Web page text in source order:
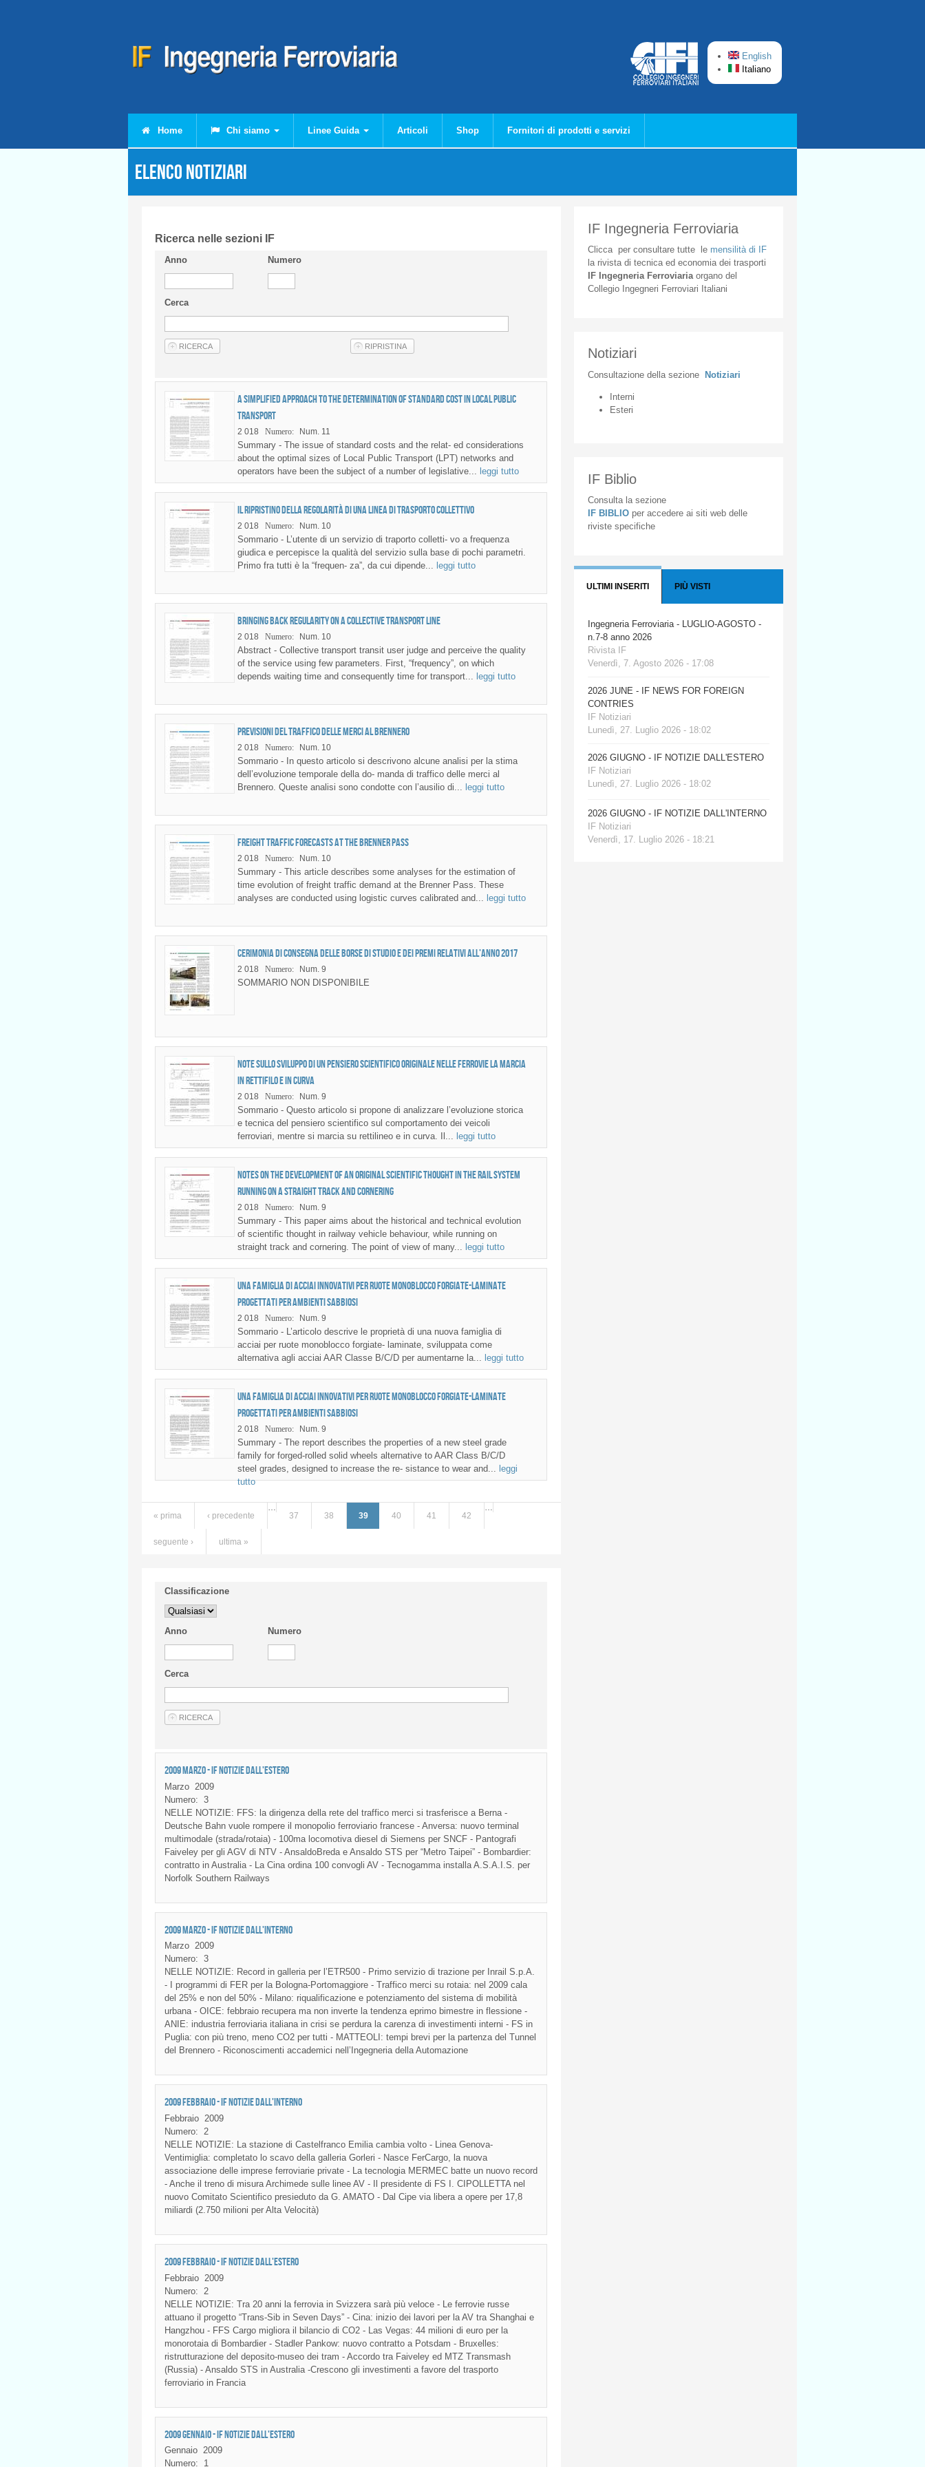
English
Italiano
Home Chi siamo Linee Guida Articoli Shop Fornitori di prodotti e servizi
Elenco Notiziari
Ricerca nelle sezioni IF
Anno Numero
Cerca
A simplified approach to the determination of standard cost in Local Public
Transport
2 018 Numero: Num. 11
Summary - The issue of standard costs and the relat- ed considerations
about the optimal sizes of Local Public Transport (LPT) networks and
operators have been the subject of a number of legislative...
leggi tutto
Il ripristino della regolarità di una linea di trasporto collettivo
2 018 Numero: Num. 10
Sommario - L’utente di un servizio di traporto colletti- vo a frequenza
giudica e percepisce la qualità del servizio sulla base di pochi parametri.
Primo fra tutti è la “frequen- za”, da cui dipende...
leggi tutto
Bringing back regularity on a collective transport line
2 018 Numero: Num. 10
Abstract - Collective transport transit user judge and perceive the quality
of the service using few parameters. First, “frequency”, on which
depends waiting time and consequently time for transport...
leggi tutto
Previsioni del traffico delle merci al Brennero
2 018 Numero: Num. 10
Sommario - In questo articolo si descrivono alcune analisi per la stima
dell’evoluzione temporale della do- manda di traffico delle merci al
Brennero. Queste analisi sono condotte con l’ausilio di...
leggi tutto
Freight traffic forecasts at the Brenner pass
2 018 Numero: Num. 10
Summary - This article describes some analyses for the estimation of
time evolution of freight traffic demand at the Brenner Pass. These
analyses are conducted using logistic curves calibrated and...
leggi tutto
Cerimonia di consegna delle Borse di Studio e dei Premi relativi all’anno 2017
2 018 Numero: Num. 9
SOMMARIO NON DISPONIBILE
Note sullo sviluppo di un pensiero scientifico originale nelle ferrovie La marcia
in rettifilo e in curva
2 018 Numero: Num. 9
Sommario - Questo articolo si propone di analizzare l’evoluzione storica
e tecnica del pensiero scientifico sul comportamento dei veicoli
ferroviari, mentre si marcia su rettilineo e in curva. Il...
leggi tutto
Notes on the development of an original scientific thought in the rail system
Running on a straight track and cornering
2 018 Numero: Num. 9
Summary - This paper aims about the historical and technical evolution
of scientific thought in railway vehicle behaviour, while running on
straight track and cornering. The point of view of many...
leggi tutto
Una famiglia di acciai innovativi per ruote monoblocco forgiate-laminate
progettati per ambienti sabbiosi
2 018 Numero: Num. 9
Sommario - L’articolo descrive le proprietà di una nuova famiglia di
acciai per ruote monoblocco forgiate- laminate, sviluppata come
alternativa agli acciai AAR Classe B/C/D per aumentarne la...
leggi tutto
Una famiglia di acciai innovativi per ruote monoblocco forgiate-laminate
progettati per ambienti sabbiosi
2 018 Numero: Num. 9
Summary - The report describes the properties of a new steel grade
family for forged-rolled solid wheels alternative to AAR Class B/C/D
steel grades, designed to increase the re- sistance to wear and...
leggi
tutto
« prima ‹ precedente
…
37
38 39 40 41 42
…
seguente › ultima »
Classificazione
Anno Numero
Cerca
2009 MARZO - IF NOTIZIE DALL'ESTERO
Marzo 2009
Numero: 3
NELLE NOTIZIE: FFS: la dirigenza della rete del traffico merci si trasferisce a Berna -
Deutsche Bahn vuole rompere il monopolio ferroviario francese - Anversa: nuovo terminal
multimodale (strada/rotaia) - 100ma locomotiva diesel di Siemens per SNCF - Pantografi
Faiveley per gli AGV di NTV - AnsaldoBreda e Ansaldo STS per “Metro Taipei” - Bombardier:
contratto in Australia - La Cina ordina 100 convogli AV - Tecnogamma installa A.S.A.I.S. per
Norfolk Southern Railways
2009 MARZO - IF NOTIZIE DALL'INTERNO
Marzo 2009
Numero: 3
NELLE NOTIZIE: Record in galleriaper l’ETR500 - Primo servizio di trazione per Inrail S.p.A.
- I programmi di FER per la Bologna-Portomaggiore - Traffico merci su rotaia: nel 2009 cala
del 25% e non del 50% - Milano: riqualificazione e potenziamento del sistema di mobilità
urbana- OICE: febbraio recuperama non inverte la tendenza eprimo bimestre in flessione -
ANIE: industria ferroviaria italianain crisi se perdurala carenza di investimenti interni - FS in
Puglia: con più treno, meno CO2 per tutti - MATTEOLI : tempi brevi per la partenzadel Tunnel
del Brennero - Riconoscimenti accademici nell’Ingegneria della Automazione
2009 FEBBRAIO - IF NOTIZIE DALL'INTERNO
Febbraio 2009
Numero:
2
NELLE NOTIZIE: La stazione di Castelfranco Emilia cambia volto - Linea Genova-
Ventimiglia: completato lo scavo della galleria Gorleri - Nasce FerCargo , la nuova
associazione delle imprese ferroviarie private - La tecnologia MERMEC batte un nuovo record
- Anche il treno di misura Archimede sulle linee AV - Il presidente di FS CIPOLLETTA nel
nuovo Comitato Scientifico presieduto da G. AMATO - Dal Cipe via libera a opere per 17,8
miliardi (2.750 milioni per Alta Velocità)
2009 FEBBRAIO - IF NOTIZIE DALL'ESTERO
Febbraio 2009
Numero:
2
NELLE NOTIZIE: Tra 20 anni la ferrovia in Svizzera sarà più veloce - Le ferrovie russe
attuano il progetto “Trans-Sib in Seven Days” - Cina: inizio dei lavori per la AV tra Shanghai e
Hangzhou - FFS Cargo migliora il bilancio di CO2 - Las Vegas: 44 milioni di euro per la
monorotaia di Bombardier - Stadler Pankow: nuovo contratto a Potsdam - Bruxelles:
ristrutturazione del deposito-museo dei tram - Accordo tra Faiveley ed MTZ Transmash
(Russia) - Ansaldo STS in Australia -Crescono gli investimenti a favore del trasporto
ferroviario in Francia
2009 GENNAIO - IF NOTIZIE DALL'ESTERO
Gennaio 2009
Numero:
1
IF Ingegneria Ferroviaria
Cliccaper consultare tuttele mensilità di IF
la rivista di tecnica ed economia dei trasporti
IF Ingegneria Ferroviaria organodel
Collegio
Ingegneri Ferroviari Italiani
Notiziari
Consultazione della sezione Notiziari
Interni
Esteri
IF Biblio
Consulta la sezione
IF BIBLIO per accedere ai siti web delle
riviste specifiche
ULTIMI INSERITI PIÙ VISTI
Ingegneria Ferroviaria - LUGLIO-AGOSTO -
n.7-8 anno 2026
Rivista IF
Venerdì, 7. Agosto 2026 - 17:08
2026 JUNE - IF NEWS FOR FOREIGN
CONTRIES
IF Notiziari
Lunedì, 27. Luglio 2026 - 18:02
2026 GIUGNO - IF NOTIZIE DALL'ESTERO
IF Notiziari
Lunedì, 27. Luglio 2026 - 18:02
2026 GIUGNO - IF NOTIZIE DALL'INTERNO
IF Notiziari
Venerdì, 17. Luglio 2026 - 18:21